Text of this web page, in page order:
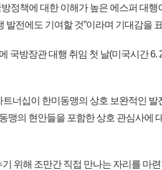
정책에 대한 이해가 높은 에스퍼 대행
전에도 기여할 것”이라며 기대감을
국방장관 대행 취임 첫 날(미국시간 6.
너십이 한미동맹의 상호 보완적인 발
맹의 현안들을 포함한 상호 관심사에
위해 조만간 직접 만나는 자리를 마